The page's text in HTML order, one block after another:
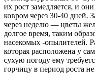
их рост замедляется, и
ковром через 30-40 дней.
через неделю — цветы
долгое время, таким
насекомых -опылителей.
которая расположена у
сухую погоду ему
горчицу в период роста